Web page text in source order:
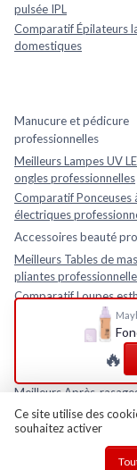
🔥
pulsée IPL
Comparatif Épilateurs
domestiques
Manucure et pédicure
professionnelles
Meilleurs Lampes UV
ongles professionnelles
Comparatif Ponceuses
électriques
Accessoires beauté
Meilleurs Tables de
pliantes
Comparatif Loupes
TOP Fauteuils
Rasage et soins homme
Meilleurs Après-
Ce site utilise des
souhaitez activer